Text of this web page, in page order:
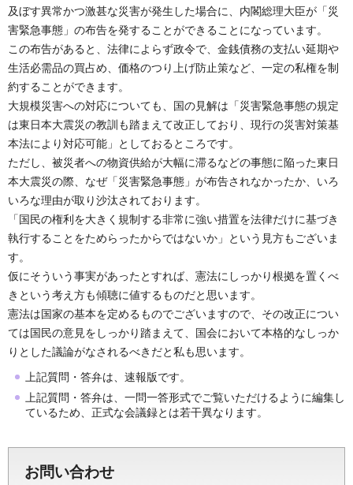
及ぼす異常かつ激甚な災害が発生した場合に、内閣総理大臣が「災
害緊急事態」の布告を発することができることになっています。
この布告があると、法律によらず政令で、金銭債務の支払い延期や
生活必需品の買占め、価格のつり上げ防止策など、一定の私権を制
約することができます。
大規模災害への対応についても、国の見解は「災害緊急事態の規定
は東日本大震災の教訓も踏まえて改正しており、現行の災害対策基
本法により対応可能」としておるところです。
ただし、被災者への物資供給が大幅に滞るなどの事態に陥った東日
本大震災の際、なぜ「災害緊急事態」が布告されなかったか、いろ
いろな理由が取り沙汰されております。
「国民の権利を大きく規制する非常に強い措置を法律だけに基づき
執行することをためらったからではないか」という見方もございま
す。
仮にそういう事実があったとすれば、憲法にしっかり根拠を置くべ
きという考え方も傾聴に値するものだと思います。
憲法は国家の基本を定めるものでございますので、その改正につい
ては国民の意見をしっかり踏まえて、国会において本格的なしっか
りとした議論がなされるべきだと私も思います。
上記質問・答弁は、速報版です。
上記質問・答弁は、一問一答形式でご覧いただけるように編集し
ているため、正式な会議録とは若干異なります。
お問い合わせ